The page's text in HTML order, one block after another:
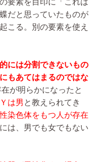
要素を目印に「これは
だと思っていたものが
こる。別の要素を使え
には分割できないもの
もあてはまるのではな
が明らかになったと
は男 と教えられてき
染色体をもつ人が存在
は、男でも女でもない